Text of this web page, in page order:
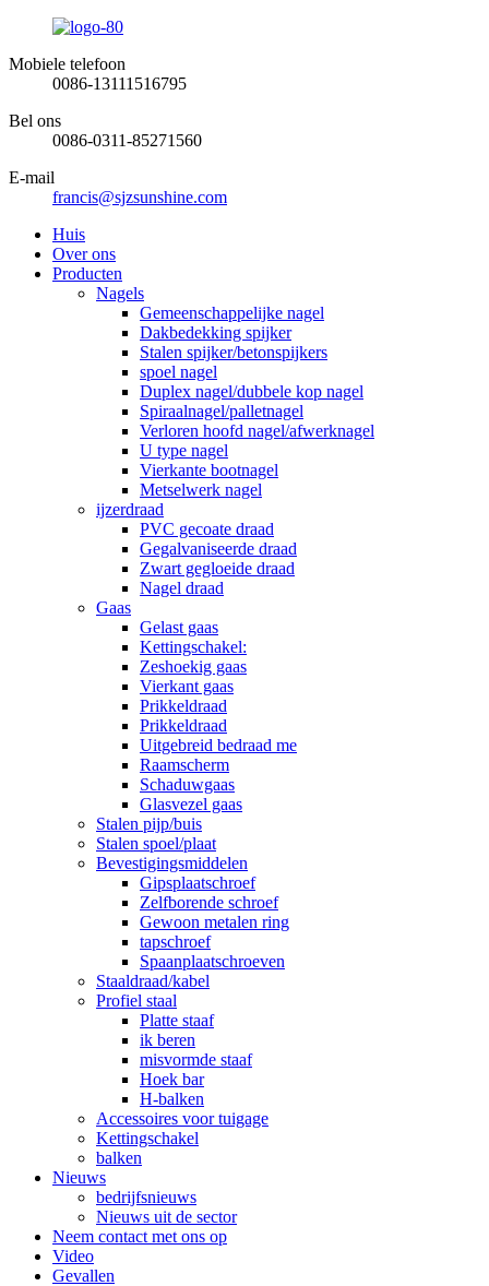
Mobiele telefoon
0086-13111516795
Bel ons
0086-0311-85271560
E-mail
francis@sjzsunshine.com
Huis
Over ons
Producten
Nagels
Gemeenschappelijke nagel
Dakbedekking spijker
Stalen spijker/betonspijkers
spoel nagel
Duplex nagel/dubbele kop nagel
Spiraalnagel/palletnagel
Verloren hoofd nagel/afwerknagel
U type nagel
Vierkante bootnagel
Metselwerk nagel
ijzerdraad
PVC gecoate draad
Gegalvaniseerde draad
Zwart gegloeide draad
Nagel draad
Gaas
Gelast gaas
Kettingschakel:
Zeshoekig gaas
Vierkant gaas
Prikkeldraad
Prikkeldraad
Uitgebreid bedraad me
Raamscherm
Schaduwgaas
Glasvezel gaas
Stalen pijp/buis
Stalen spoel/plaat
Bevestigingsmiddelen
Gipsplaatschroef
Zelfborende schroef
Gewoon metalen ring
tapschroef
Spaanplaatschroeven
Staaldraad/kabel
Profiel staal
Platte staaf
ik beren
misvormde staaf
Hoek bar
H-balken
Accessoires voor tuigage
Kettingschakel
balken
Nieuws
bedrijfsnieuws
Nieuws uit de sector
Neem contact met ons op
Video
Gevallen